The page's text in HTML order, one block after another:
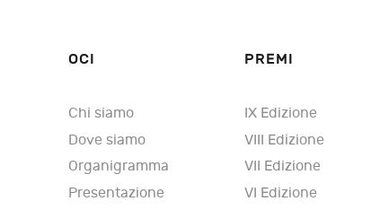
OCI
Chi siamo
Dove siamo
Organigramma
Presentazione
PREMI
IX Edizione
VIII Edizione
VII Edizione
VI Edizione